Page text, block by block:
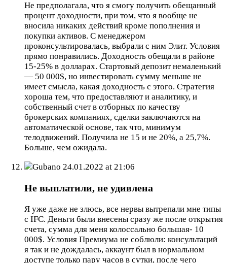
Не предполагала, что я смогу получить обещанный
процент доходности, при том, что я вообще не
вносила никаких действий кроме пополнения и
покупки активов. С менеджером
проконсультировалась, выбрали с ним Элит. Условия
прямо понравились. Доходность обещали в районе
15-25% в долларах. Стартовый депозит немаленький
— 50 000$, но инвестировать сумму меньше не
имеет смысла, какая доходность с этого. Стратегия
хороша тем, что предоставляют и аналитику, и
собственный счет в отборных по качеству
брокерских компаниях, сделки заключаются на
автоматической основе, так что, минимум
телодвижений. Получила не 15 и не 20%, а 25,7%.
Больше, чем ожидала.
Gubano 24.01.2022 at 21:06
Не выплатили, не удивлена
Я уже даже не злюсь, все нервы вытрепали мне типы
с IFC. Деньги были внесены сразу же после открытия
счета, сумма для меня колоссально большая- 10
000$. Условия Премиума не соблюли: консультаций
я так и не дождалась, аккаунт был в нормальном
доступе только пару часов в сутки, после чего